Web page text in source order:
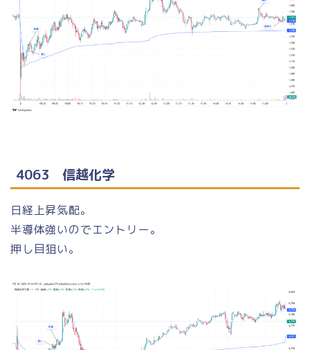
4063 信越化学
日経上昇気配。
半導体強いのでエントリー。
押し目狙い。